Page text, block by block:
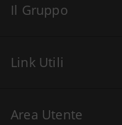
Il Gruppo
Link Utili
Area Utente